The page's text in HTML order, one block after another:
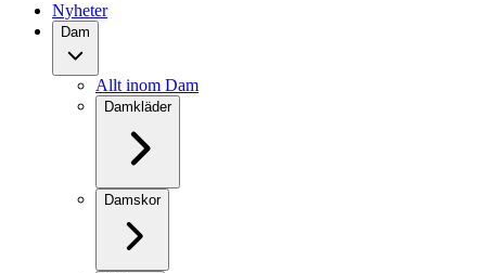
Nyheter
Dam
Allt inom Dam
Damkläder
Damskor